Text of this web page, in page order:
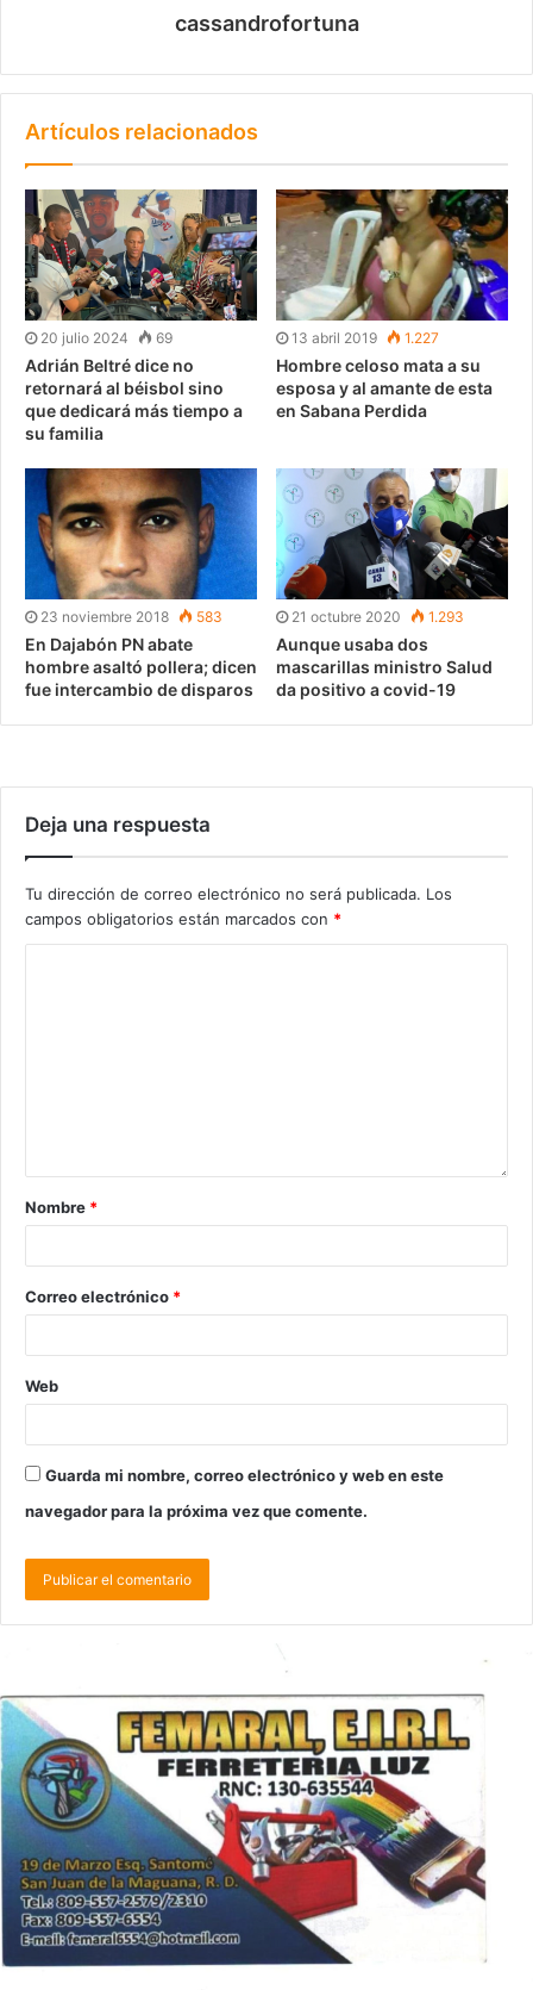
cassandrofortuna
Artículos relacionados
20 julio 2024 69
Adrián Beltré dice no
retornará al béisbol sino
que dedicará más tiempo a
su familia
13 abril 2019 1.227
Hombre celoso mata a su
esposa y al amante de esta
en Sabana Perdida
23 noviembre 2018 583
En Dajabón PN abate
hombre asaltó pollera; dicen
fue intercambio de disparos
21 octubre 2020 1.293
Aunque usaba dos
mascarillas ministro Salud
da positivo a covid-19
Deja una respuesta
Tu dirección de correo electrónico no será publicada. Los
campos obligatorios están marcados con *
Nombre *
Correo electrónico *
Web
Guarda mi nombre, correo electrónico y web en este
navegador para la próxima vez que comente.